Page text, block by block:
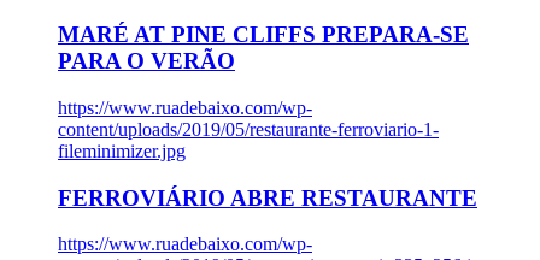
MARÉ AT PINE CLIFFS PREPARA-SE
PARA O VERÃO
https://www.ruadebaixo.com/wp-
content/uploads/2019/05/restaurante-ferroviario-1-
fileminimizer.jpg
FERROVIÁRIO ABRE RESTAURANTE
https://www.ruadebaixo.com/wp-